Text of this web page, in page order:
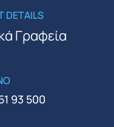
DETAILS
Γραφεία
93 500